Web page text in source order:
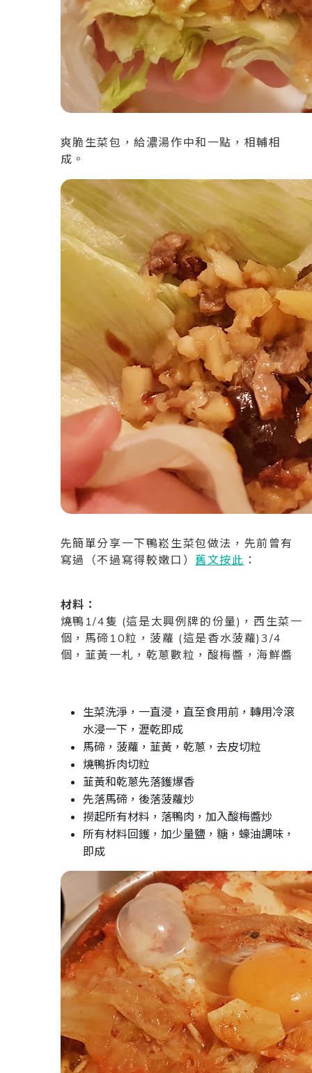
爽脆生菜包，給濃湯作中和一點，相輔相
成。
先簡單分享一下鴨崧生菜包做法，先前曾有
寫過（不過寫得較嫩口） 舊文按此 ：
材料：
燒鴨1/4隻 (這是太興例牌的份量)，西生菜一
個，馬碲10粒，菠蘿 (這是香水菠蘿)3/4
個，韮黃一札，乾蔥數粒，酸梅醬，海鮮醬
生菜洗淨，一直浸，直至食用前，轉用冷滾
水浸一下，瀝乾即成
馬碲，菠蘿，韮黃，乾蔥，去皮切粒
燒鴨拆肉切粒
韮黃和乾蔥先落鑊爆香
先落馬碲，後落菠蘿炒
撈起所有材料，落鴨肉，加入酸梅醬炒
所有材料回鑊，加少量鹽，糖，蠔油調味，
即成